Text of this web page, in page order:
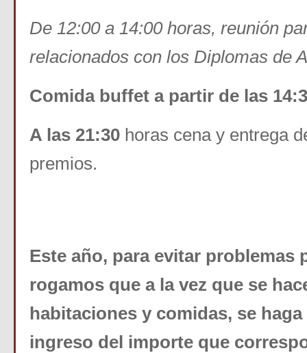
De 12:00 a 14:00 horas, reunión
relacionados con los Diplomas de
Comida buffet a partir de las
A las 21:30horas cena y entrega
premios.
Este año, para evitar problemas
rogamos que a la vez que se
habitaciones y comidas, se
ingreso del importe que